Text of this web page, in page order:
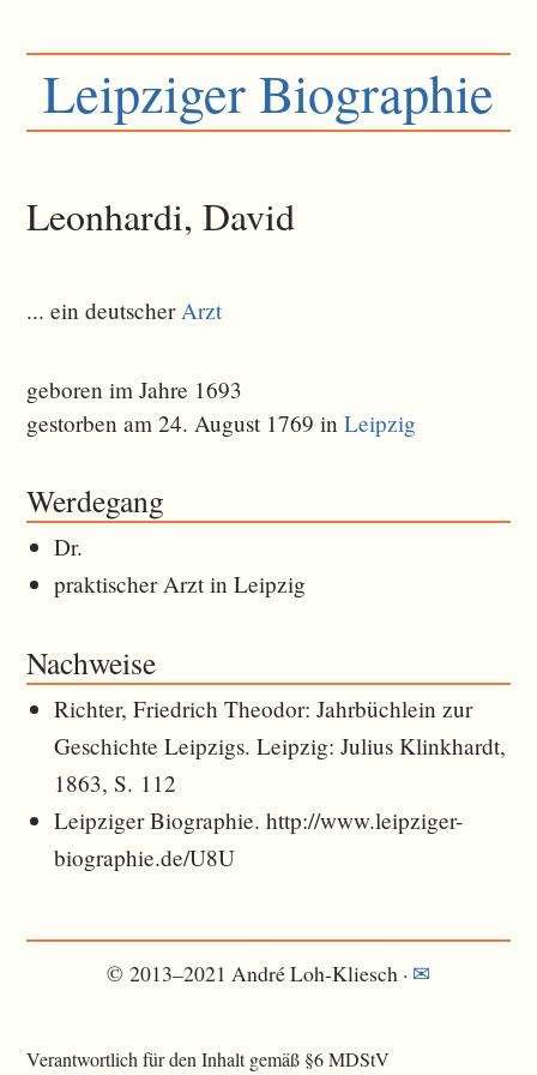
Leipziger Biographie
Leonhardi, David
... ein deutscher Arzt
geboren im Jahre 1693
gestorben am 24. August 1769 inLeipzig
Werdegang
Dr.
praktischer Arzt in Leipzig
Nachweise
Richter, Friedrich Theodor: Jahrbüchlein zur
Geschichte Leipzigs. Leipzig: Julius Klinkhardt,
1863, S. 112
Leipziger Biographie. http://www.leipziger-
biographie.de/U8U
© 2013–2021 André Loh-Kliesch · ✉︎
Verantwortlich für den Inhalt gemäß §6 MDStV